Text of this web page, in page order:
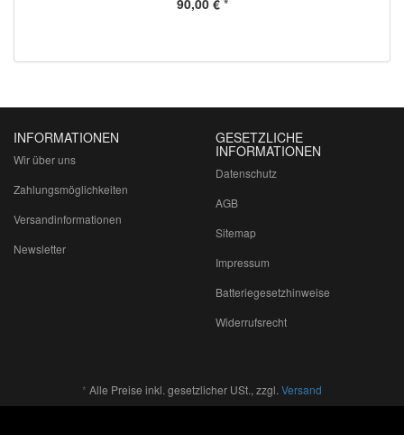
INFORMATIONEN
Wir über uns
Zahlungsmöglichkeiten
Versandinformationen
Newsletter
GESETZLICHE
INFORMATIONEN
Datenschutz
AGB
Sitemap
Impressum
Batteriegesetzhinweise
Widerrufsrecht
* Alle Preise inkl. gesetzlicher USt., zzgl. Versand